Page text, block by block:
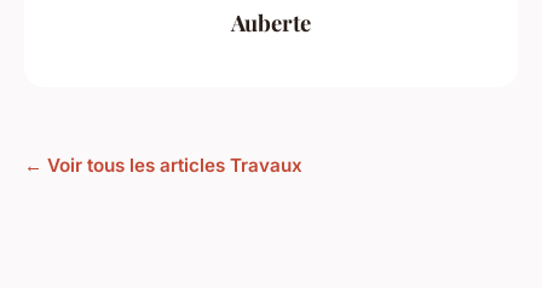
Auberte
← Voir tous les articles Travaux